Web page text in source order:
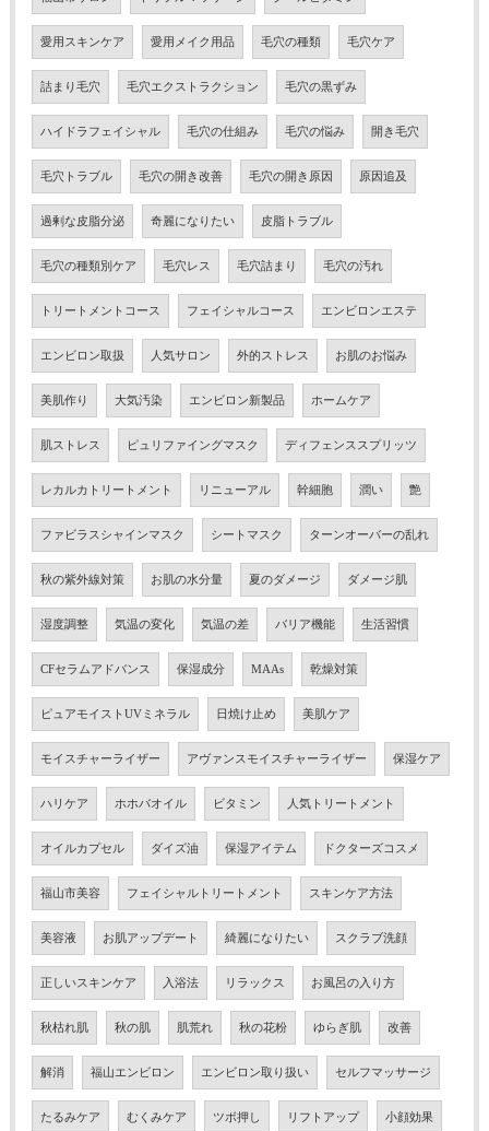
愛用スキンケア 愛用メイク用品 毛穴の種類 毛穴ケア
詰まり毛穴 毛穴エクストラクション 毛穴の黒ずみ
ハイドラフェイシャル 毛穴の仕組み 毛穴の悩み 開き毛穴
毛穴トラブル 毛穴の開き改善 毛穴の開き原因 原因追及
過剰な皮脂分泌 奇麗になりたい 皮脂トラブル
毛穴の種類別ケア 毛穴レス 毛穴詰まり 毛穴の汚れ
トリートメントコース フェイシャルコース エンビロンエステ
エンビロン取扱 人気サロン 外的ストレス お肌のお悩み
美肌作り 大気汚染 エンビロン新製品 ホームケア
肌ストレス ピュリファイングマスク ディフェンススプリッツ
レカルカトリートメント リニューアル 幹細胞 潤い 艶
ファビラスシャインマスク シートマスク ターンオーバーの乱れ
秋の紫外線対策 お肌の水分量 夏のダメージ ダメージ肌
湿度調整 気温の変化 気温の差 バリア機能 生活習慣
CFセラムアドバンス 保湿成分 MAAs 乾燥対策
ピュアモイストUVミネラル 日焼け止め 美肌ケア
モイスチャーライザー アヴァンスモイスチャーライザー 保湿ケア
ハリケア ホホバオイル ビタミン 人気トリートメント
オイルカプセル ダイズ油 保湿アイテム ドクターズコスメ
福山市美容 フェイシャルトリートメント スキンケア方法
美容液 お肌アップデート 綺麗になりたい スクラブ洗顔
正しいスキンケア 入浴法 リラックス お風呂の入り方
秋枯れ肌 秋の肌 肌荒れ 秋の花粉 ゆらぎ肌 改善
解消 福山エンビロン エンビロン取り扱い セルフマッサージ
たるみケア むくみケア ツボ押し リフトアップ 小顔効果